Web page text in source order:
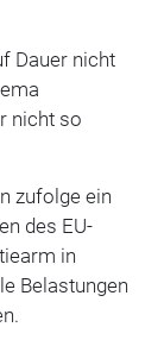
Dauer nicht
nicht so
zufolge ein
des EU-
in
Belastungen